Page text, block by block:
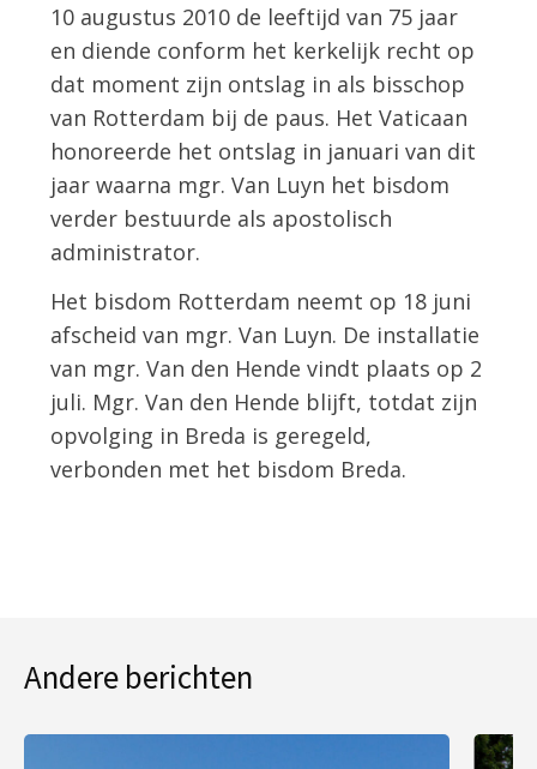
10 augustus 2010 de leeftijd van 75 jaar
en diende conform het kerkelijk recht op
dat moment zijn ontslag in als bisschop
van Rotterdam bij de paus. Het Vaticaan
honoreerde het ontslag in januari van dit
jaar waarna mgr. Van Luyn het bisdom
verder bestuurde als apostolisch
administrator.
Het bisdom Rotterdam neemt op 18 juni
afscheid van mgr. Van Luyn. De installatie
van mgr. Van den Hende vindt plaats op 2
juli. Mgr. Van den Hende blijft, totdat zijn
opvolging in Breda is geregeld,
verbonden met het bisdom Breda.
Andere berichten